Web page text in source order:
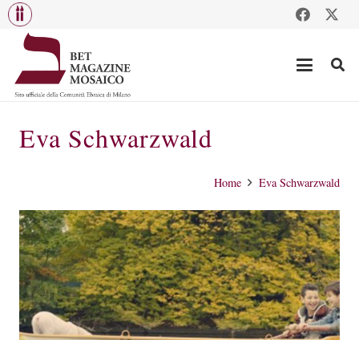
Eva Schwarzwald
Home Eva Schwarzwald